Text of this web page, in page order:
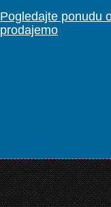
Pogledajte ponudu
prodajemo